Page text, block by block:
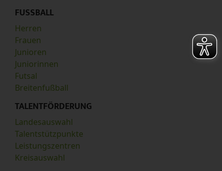
FUSSBALL
Herren
Frauen
Junioren
Juniorinnen
Futsal
Breitenfußball
TALENTFÖRDERUNG
Landesauswahl
Talentstützpunkte
Leistungszentren
Kreisauswahl